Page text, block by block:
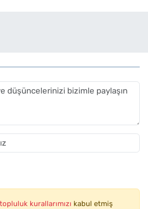
topluluk kurallarımızı kabul etmiş